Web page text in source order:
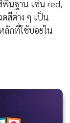
พื้นฐาน เช่น red,
ดสีต่าง ๆ เป็น
ลักที่ใช้บ่อยใน